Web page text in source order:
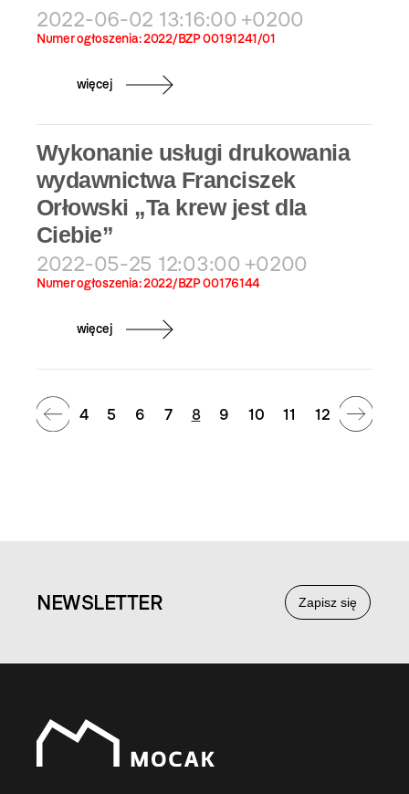
2022-06-02 13:16:00 +0200
Numer ogłoszenia: 2022/BZP 00191241/01
więcej
Wykonanie usługi drukowania
wydawnictwa Franciszek
Orłowski „Ta krew jest dla
Ciebie”
2022-05-25 12:03:00 +0200
Numer ogłoszenia: 2022/BZP 00176144
więcej
4 5 6 7 8 9 10 11 12
Zapisz się
NEWSLETTER